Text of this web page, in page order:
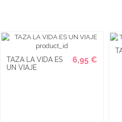
TAZA LA VIDA ES
UN VIAJE
6,95 €